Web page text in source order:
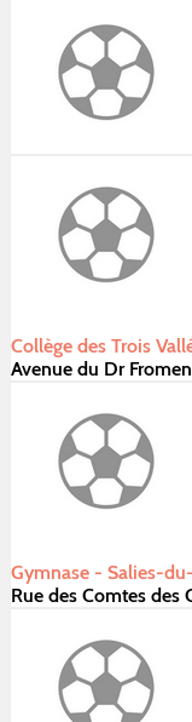
Collège des Trois
Avenue du Dr
Gymnase - Salies-
Rue des Comtes